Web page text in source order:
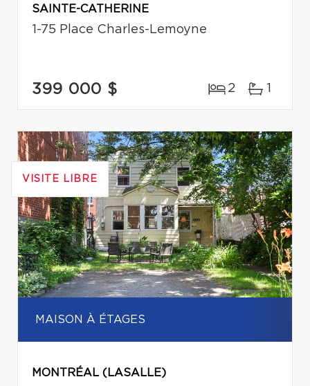
SAINTE-CATHERINE
1-75 Place Charles-Lemoyne
399 000 $ 2 1
VISITE LIBRE
MAISON À ÉTAGES
MONTRÉAL (LASALLE)